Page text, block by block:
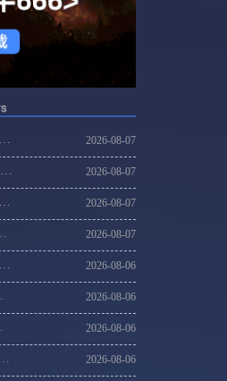
2026-08-07
2026-08-07
2026-08-07
2026-08-07
2026-08-06
2026-08-06
2026-08-06
2026-08-06